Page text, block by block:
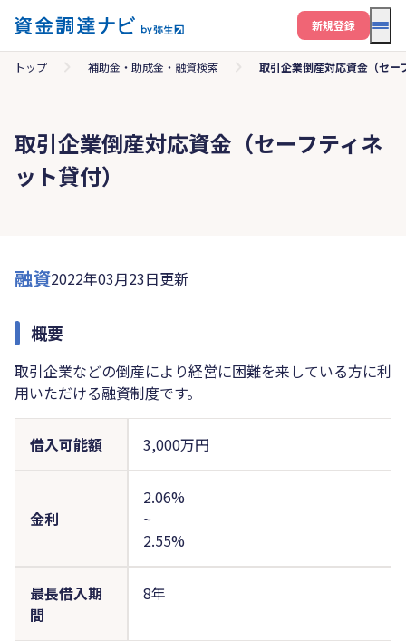
メ
新規登録
トップ 補助金・助成金・融資検索 取引企業倒産対応資金（セー
取引企業倒産対応資金（セーフティネ
ット貸付）
融資2022年03月23日更新
概要
取引企業などの倒産により経営に困難を来している方に利
用いただける融資制度です。
借入可能額 3,000万円
金利
2.06%
~
2.55%
最長借入期
間
8年